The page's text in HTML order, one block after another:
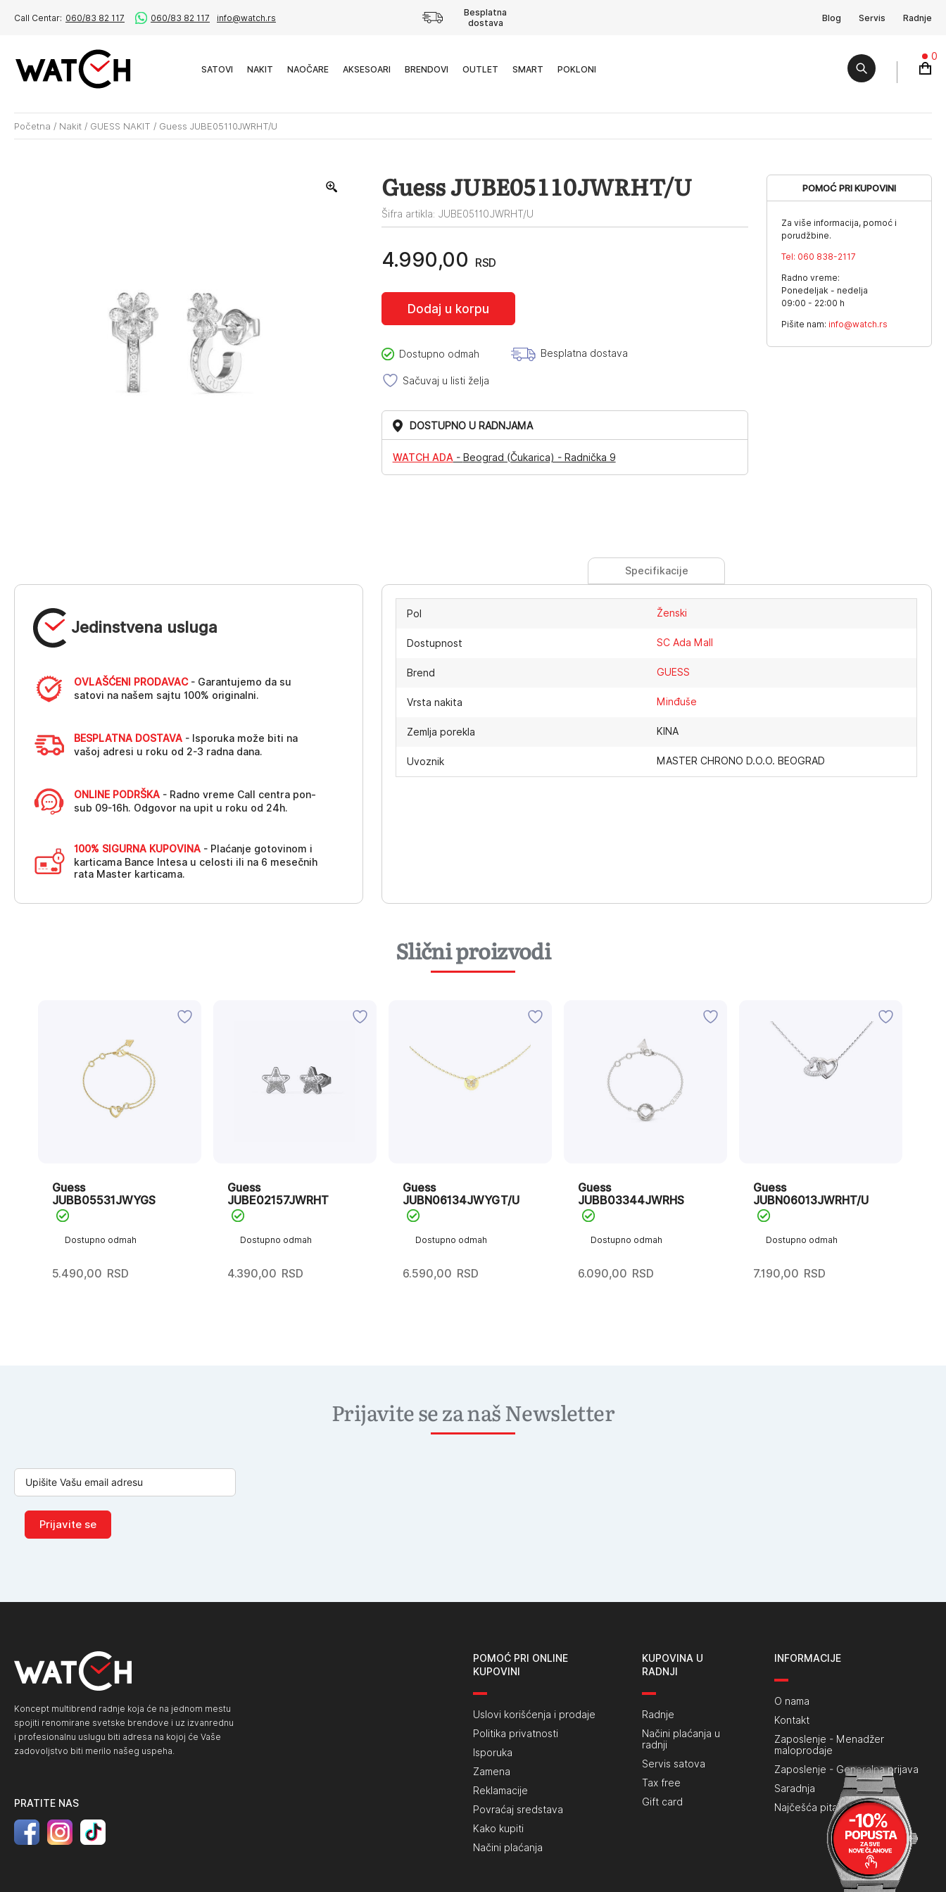
Call Centar: 060/83 82 117 060/83 82 117 info@watch.rs
Besplatna
dostava
Blog Servis Radnje
SATOVI NAKIT NAOČARE AKSESOARI BRENDOVI OUTLET SMART POKLONI
0
Početna / Nakit / GUESS NAKIT / Guess JUBE05110JWRHT/U
Guess JUBE05110JWRHT/U
Šifra artikla: JUBE05110JWRHT/U
4.990,00 RSD
Dodaj u korpu
Dostupno odmah Besplatna dostava
Sačuvaj u listi želja
DOSTUPNO U RADNJAMA
WATCH ADA - Beograd (Čukarica) - Radnička 9
POMOĆ PRI KUPOVINI
Za više informacija, pomoć i
porudžbine.
Tel: 060 838-2117
Radno vreme:
Ponedeljak - nedelja
09:00 - 22:00 h
Pišite nam: info@watch.rs
Jedinstvena usluga
OVLAŠĆENI PRODAVAC- Garantujemo da su
satovi na našem sajtu 100% originalni.
BESPLATNA DOSTAVA - Isporuka može biti na
vašoj adresi u roku od 2-3 radna dana.
ONLINE PODRŠKA - Radno vreme Call centra pon-
sub 09-16h. Odgovor na upit u roku od 24h.
100% SIGURNA KUPOVINA - Plaćanje gotovinom i
karticama Bance Intesa u celosti ili na 6 mesečnih
rata Master karticama.
Specifikacije
Pol Ženski
Dostupnost SC Ada Mall
Brend GUESS
Vrsta nakita Minđuše
Zemlja porekla KINA
Uvoznik MASTER CHRONO D.O.O. BEOGRAD
Slični proizvodi
Dostupno odmah
Guess
JUBB05531JWYGS
5.490,00 RSD
Dostupno odmah
Guess
JUBE02157JWRHT
4.390,00 RSD
Dostupno odmah
Guess
JUBN06134JWYGT/U
6.590,00 RSD
Dostupno odmah
Guess
JUBB03344JWRHS
6.090,00 RSD
Dostupno odmah
Guess
JUBN06013JWRHT/U
7.190,00 RSD
Prijavite se za naš Newsletter
Prijavite se
Koncept multibrend radnje koja će na jednom mestu
spojiti renomirane svetske brendove i uz izvanrednu
i profesionalnu uslugu biti adresa na kojoj će Vaše
zadovoljstvo biti merilo našeg uspeha.
PRATITE NAS
POMOĆ PRI ONLINE
KUPOVINI
Uslovi korišćenja i prodaje
Politika privatnosti
Isporuka
Zamena
Reklamacije
Povraćaj sredstava
Kako kupiti
Načini plaćanja
KUPOVINA U
RADNJI
Radnje
Načini plaćanja u
radnji
Servis satova
Tax free
Gift card
INFORMACIJE
O nama
Kontakt
Zaposlenje - Menadžer
maloprodaje
Zaposlenje - Generalna prijava
Saradnja
Najčešća pitanja